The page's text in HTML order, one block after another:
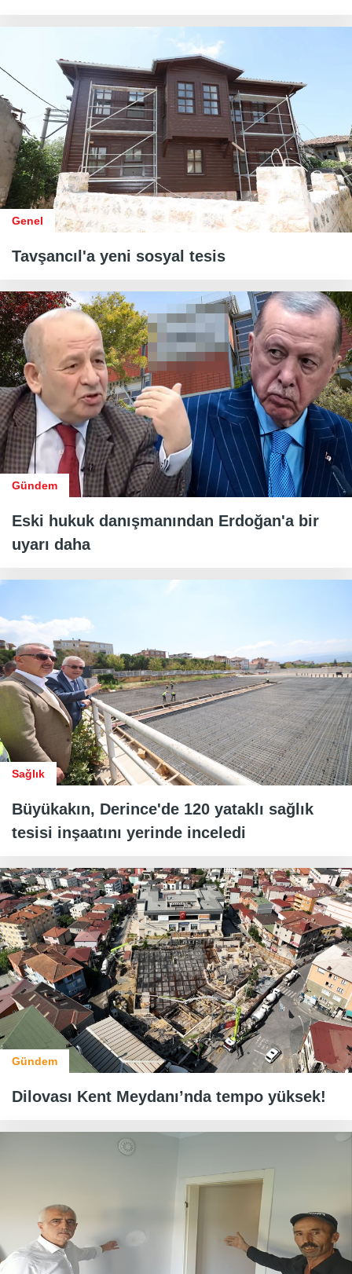
Genel
Tavşancıl'a yeni sosyal tesis
Gündem
Eski hukuk danışmanından Erdoğan'a bir
uyarı daha
Sağlık
Büyükakın, Derince'de 120 yataklı sağlık
tesisi inşaatını yerinde inceledi
Gündem
Dilovası Kent Meydanı’nda tempo yüksek!